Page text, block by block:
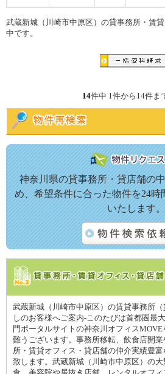
神奈川県の貸事務所・貸店舗の
め、希望条件に合った物件を24
いたします。
武蔵新城（川崎市中原区）の賃貸事務所
しのお客様へご案内-このたびは首都圏最
門ポータルサイトの神奈川オフィス
難うございます。事務所移転、飲食店開
所・賃貸オフィス・貸店舗の仲介実績豊
致します。武蔵新城（川崎市中原区）の
武蔵新城（川崎市中原区）の貸事務所・賃
中です。
14件中 1件から14件ま